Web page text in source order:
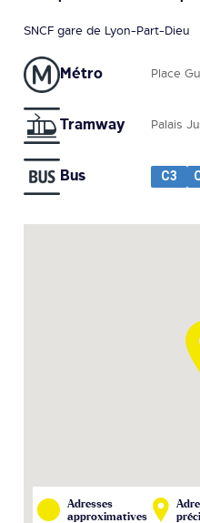
SNCF gare de Lyon-Part-Dieu
Métro Place
Tramway Palais
Bus C3
Adresses
approximatives